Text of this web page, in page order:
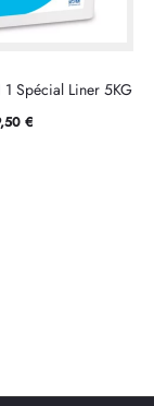
Spécial Liner 5KG
€